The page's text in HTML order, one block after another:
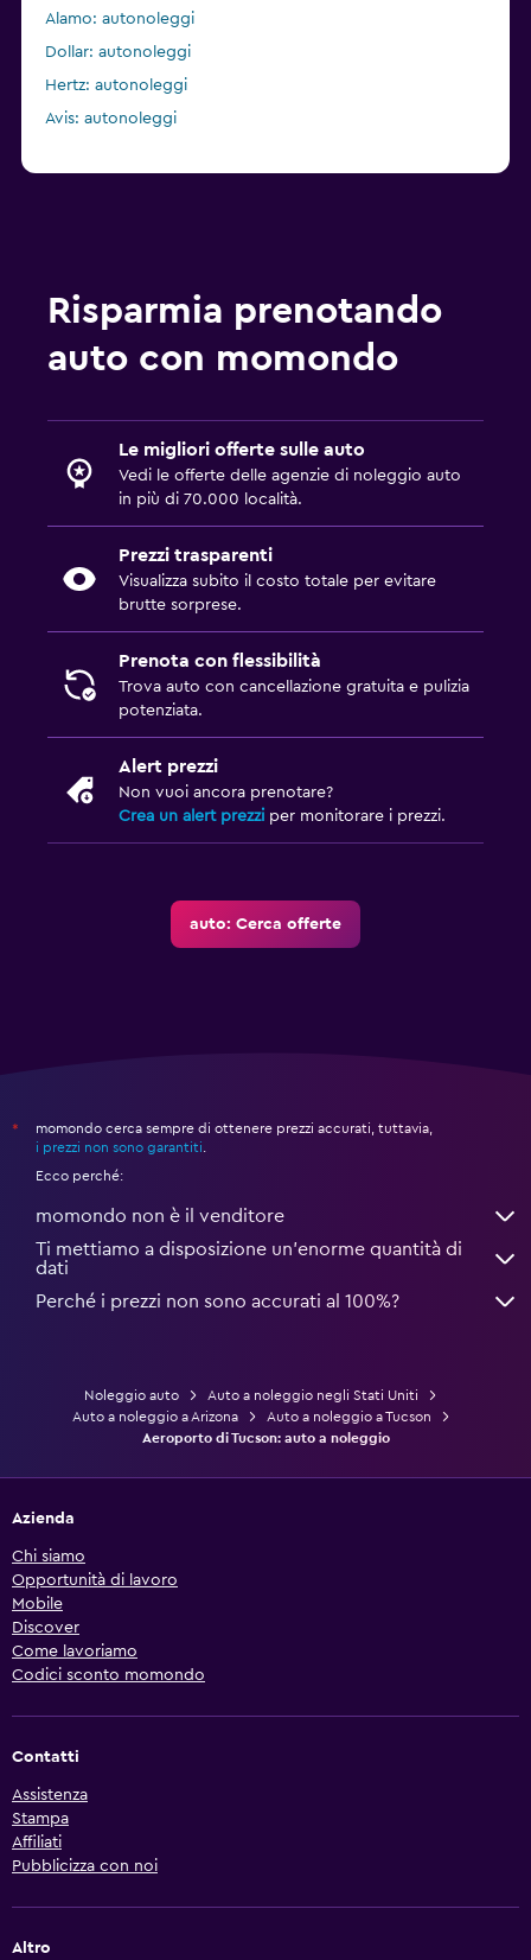
Alamo: autonoleggi
Dollar: autonoleggi
Hertz: autonoleggi
Avis: autonoleggi
Risparmia prenotando
auto con momondo
Le migliori offerte sulle auto
Vedi le offerte delle agenzie di noleggio auto
in più di 70.000 località.
Prezzi trasparenti
Visualizza subito il costo totale per evitare
brutte sorprese.
Prenota con flessibilità
Trova auto con cancellazione gratuita e pulizia
potenziata.
Alert prezzi
Non vuoi ancora prenotare?
Crea un alert prezzi per monitorare i prezzi.
auto: Cerca offerte
*
momondo cerca sempre di ottenere prezzi accurati, tuttavia,
i prezzi non sono garantiti.
Ecco perché:
momondo non è il venditore
Ti mettiamo a disposizione un’enorme quantità di
dati
Perché i prezzi non sono accurati al 100%?
Noleggio auto
Auto a noleggio negli Stati Uniti
Auto a noleggio a Arizona
Auto a noleggio a Tucson
Aeroporto di Tucson: auto a noleggio
Azienda
Chi siamo
Opportunità di lavoro
Mobile
Discover
Come lavoriamo
Codici sconto momondo
Contatti
Assistenza
Stampa
Affiliati
Pubblicizza con noi
Altro